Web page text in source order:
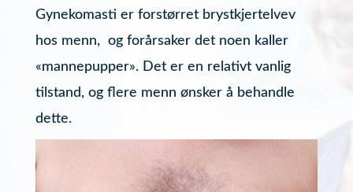
Gynekomasti er forstørret brystkjertelvev
hos menn, og forårsaker det noen kaller
«mannepupper». Det er en relativt vanlig
tilstand, og flere menn ønsker å behandle
dette.